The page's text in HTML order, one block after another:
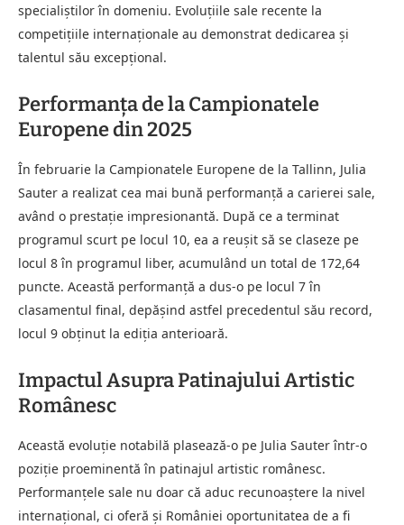
specialiștilor în domeniu. Evoluțiile sale recente la
competițiile internaționale au demonstrat dedicarea și
talentul său excepțional.
Performanța de la Campionatele
Europene din 2025
În februarie la Campionatele Europene de la Tallinn, Julia
Sauter a realizat cea mai bună performanță a carierei sale,
având o prestație impresionantă. După ce a terminat
programul scurt pe locul 10, ea a reușit să se claseze pe
locul 8 în programul liber, acumulând un total de 172,64
puncte. Această performanță a dus-o pe locul 7 în
clasamentul final, depășind astfel precedentul său record,
locul 9 obținut la ediția anterioară.
Impactul Asupra Patinajului Artistic
Românesc
Această evoluție notabilă plasează-o pe Julia Sauter într-o
poziție proeminentă în patinajul artistic românesc.
Performanțele sale nu doar că aduc recunoaștere la nivel
internațional, ci oferă și României oportunitatea de a fi